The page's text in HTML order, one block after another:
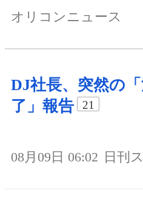
オリコンニュース
DJ社長、突然の
了」報告
21
08月09日 06:02 日刊